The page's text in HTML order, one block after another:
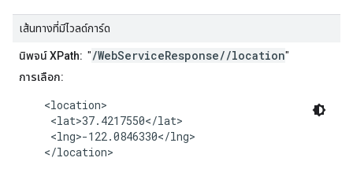
เส้นทางที่มีไวลด์การ์ด
นิพจน์ XPath: "/WebServiceResponse//location"
การเลือก:
    <location>
     <lat>37.4217550</lat>
     <lng>-122.0846330</lng>
    </location>